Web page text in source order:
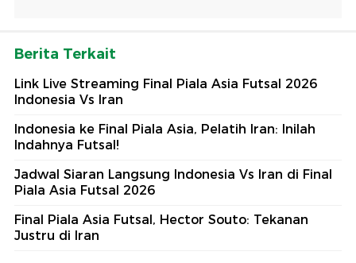
Berita Terkait
Link Live Streaming Final Piala Asia Futsal 2026
Indonesia Vs Iran
Indonesia ke Final Piala Asia, Pelatih Iran: Inilah
Indahnya Futsal!
Jadwal Siaran Langsung Indonesia Vs Iran di Final
Piala Asia Futsal 2026
Final Piala Asia Futsal, Hector Souto: Tekanan
Justru di Iran